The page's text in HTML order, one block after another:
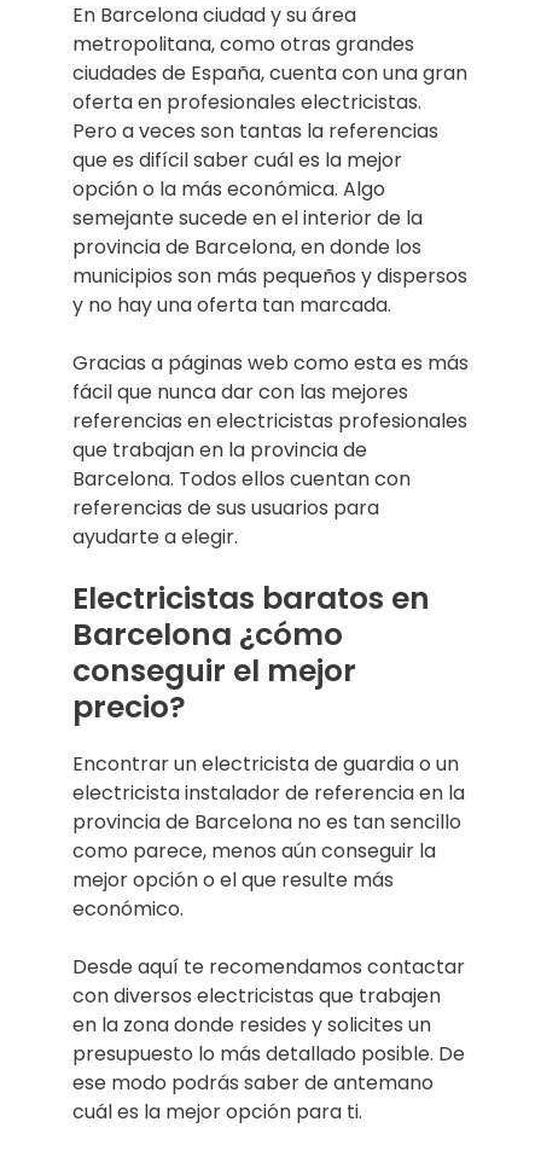
En Barcelona ciudad y su área
metropolitana, como otras grandes
ciudades de España, cuenta con una gran
oferta en profesionales electricistas.
Pero a veces son tantas la referencias
que es difícil saber cuál es la mejor
opción o la más económica. Algo
semejante sucede en el interior de la
provincia de Barcelona, en donde los
municipios son más pequeños y dispersos
y no hay una oferta tan marcada.
Gracias a páginas web como esta es más
fácil que nunca dar con las mejores
referencias en electricistas profesionales
que trabajan en la provincia de
Barcelona. Todos ellos cuentan con
referencias de sus usuarios para
ayudarte a elegir.
Electricistas baratos en
Barcelona ¿cómo
conseguir el mejor
precio?
Encontrar un electricista de guardia o un
electricista instalador de referencia en la
provincia de Barcelona no es tan sencillo
como parece, menos aún conseguir la
mejor opción o el que resulte más
económico.
Desde aquí te recomendamos contactar
con diversos electricistas que trabajen
en la zona donde resides y solicites un
presupuesto lo más detallado posible. De
ese modo podrás saber de antemano
cuál es la mejor opción para ti.